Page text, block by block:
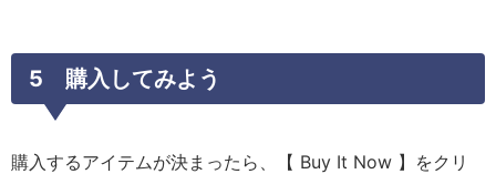
5 購入してみよう
購入するアイテムが決まったら、【 Buy It Now 】をクリ